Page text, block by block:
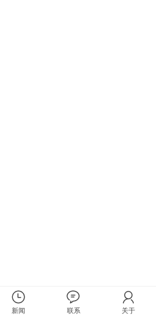
新闻 联系 关于